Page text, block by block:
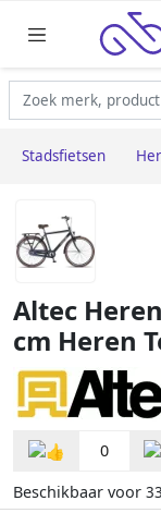
Stadsfietsen
Altec
cm Heren
0
Beschikbaar voor